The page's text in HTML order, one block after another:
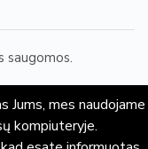
saugomos.
mes naudojame
kompiuteryje.